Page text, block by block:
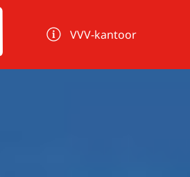
VVV-kantoor